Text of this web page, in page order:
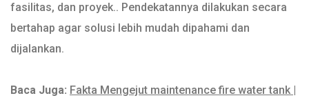
fasilitas, dan proyek.. Pendekatannya dilakukan secara
bertahap agar solusi lebih mudah dipahami dan
dijalankan.
Baca Juga: Fakta Mengejut maintenance fire water tank |